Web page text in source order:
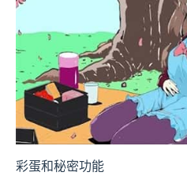
彩蛋和秘密功能